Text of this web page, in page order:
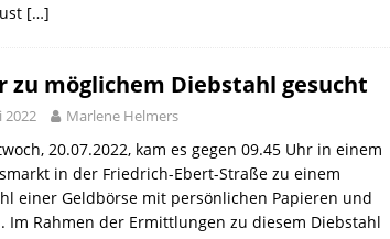
[…]
zu möglichem Diebstahl gesucht
2022 Marlene Helmers
20.07.2022, kam es gegen 09.45 Uhr in einem
in der Friedrich-Ebert-Straße zu einem
einer Geldbörse mit persönlichen Papieren und
Im Rahmen der Ermittlungen zu diesem Diebstahl